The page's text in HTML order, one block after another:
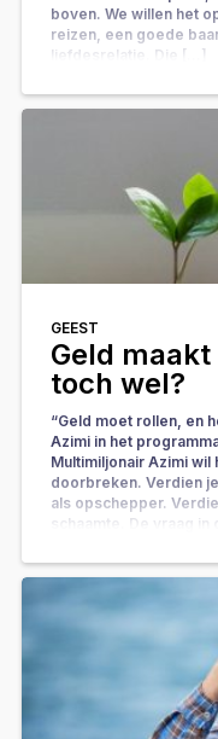
boven. We willen het
reizen, een goede
liefdesrelatie. Die […]
GEEST
Geld
toch wel?
“Geld moet rollen, en
Azimi in het
Multimiljonair Azimi
doorbreken. Verdien
als opschepper.
schaamte. De vraag